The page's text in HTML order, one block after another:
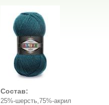
Состав:
25%-шерсть,75%-акрил